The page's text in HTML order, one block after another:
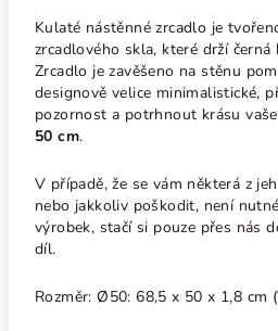
Kulaté nástěnné zrcadlo je
zrcadlového skla, které drží
Zrcadlo je zavěšeno na stěnu
designově velice minimalistické,
pozornost a potrhnout krásu
50 cm.
V případě, že se vám některá z
nebo jakkoliv poškodit, není
výrobek, stačí si pouze přes nás
díl.
Rozměr:Ø50: 68,5 x 50 x 1,8 cm